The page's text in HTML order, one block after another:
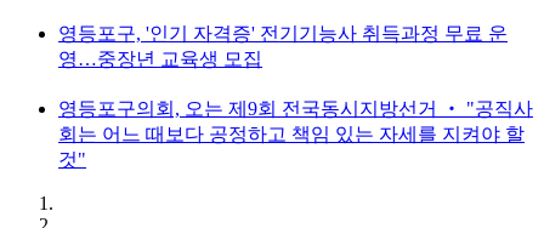
영등포구, '인기 자격증' 전기기능사 취득과정 무료 운
영…중장년 교육생 모집
영등포구의회, 오는 제9회 전국동시지방선거 ‧ "공직사
회는 어느 때보다 공정하고 책임 있는 자세를 지켜야 할
것"